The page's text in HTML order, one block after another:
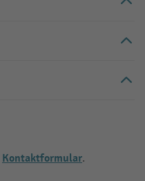
Kontaktformular.